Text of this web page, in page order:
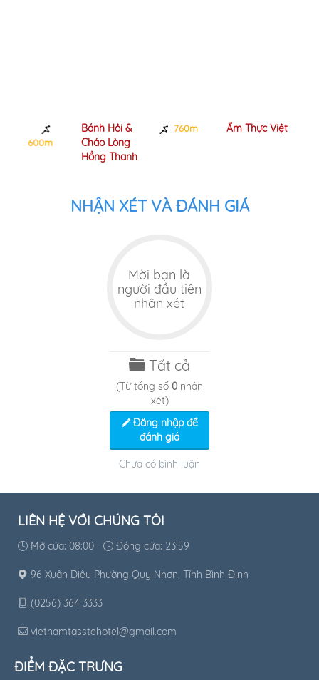
Bánh Hỏi &
Cháo Lòng
Hồng Thanh
760m Ẩm Thực Việt 880m
NHẬN XÉT VÀ ĐÁNH GIÁ
Mời bạn là
người đầu tiên
nhận xét
Tất cả
(Từ tổng số 0 nhận
xét)
Đăng nhập để
đánh giá
Chưa có bình luận
LIÊN HỆ VỚI CHÚNG TÔI
Mở cửa: 08:00 - Đóng cửa: 23:59
96 Xuân Diệu Phường Quy Nhơn, Tỉnh Bình Định
(0256) 364 3333
vietnamtasstehotel@gmail.com
ĐIỂM ĐẶC TRƯNG